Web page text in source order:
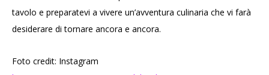
tavolo e preparatevi a vivere un’avventura culinaria che vi farà
desiderare di tornare ancora e ancora.
Foto credit: Instagram